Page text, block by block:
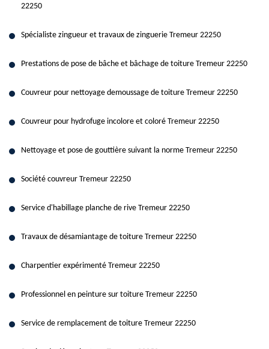
22250
Spécialiste zingueur et travaux de zinguerie Tremeur 22250
Prestations de pose de bâche et bâchage de toiture Tremeur 22250
Couvreur pour nettoyage demoussage de toiture Tremeur 22250
Couvreur pour hydrofuge incolore et coloré Tremeur 22250
Nettoyage et pose de gouttière suivant la norme Tremeur 22250
Société couvreur Tremeur 22250
Service d'habillage planche de rive Tremeur 22250
Travaux de désamiantage de toiture Tremeur 22250
Charpentier expérimenté Tremeur 22250
Professionnel en peinture sur toiture Tremeur 22250
Service de remplacement de toiture Tremeur 22250